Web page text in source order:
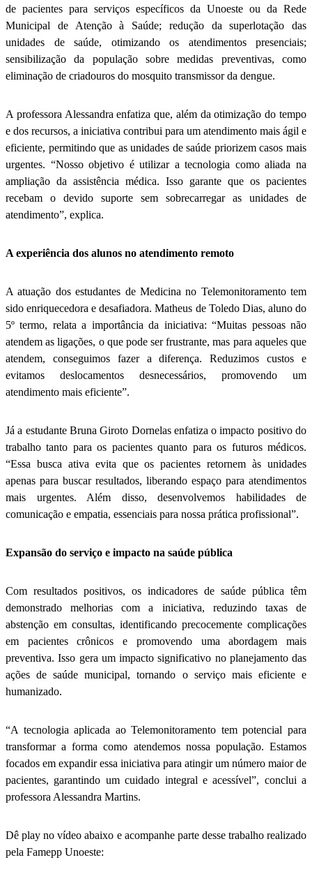
de pacientes para serviços específicos da Unoeste ou da Rede
Municipal de Atenção à Saúde; redução da superlotação das
unidades de saúde, otimizando os atendimentos presenciais;
sensibilização da população sobre medidas preventivas, como
eliminação de criadouros do mosquito transmissor da dengue.
A professora Alessandra enfatiza que, além da otimização do tempo
e dos recursos, a iniciativa contribui para um atendimento mais ágil e
eficiente, permitindo que as unidades de saúde priorizem casos mais
urgentes. “Nosso objetivo é utilizar a tecnologia como aliada na
ampliação da assistência médica. Isso garante que os pacientes
recebam o devido suporte sem sobrecarregar as unidades de
atendimento”, explica.
A experiência dos alunos no atendimento remoto
A atuação dos estudantes de Medicina no Telemonitoramento tem
sido enriquecedora e desafiadora. Matheus de Toledo Dias, aluno do
5º termo, relata a importância da iniciativa: “Muitas pessoas não
atendem as ligações, o que pode ser frustrante, mas para aqueles que
atendem, conseguimos fazer a diferença. Reduzimos custos e
evitamos deslocamentos desnecessários, promovendo um
atendimento mais eficiente”.
Já a estudante Bruna Giroto Dornelas enfatiza o impacto positivo do
trabalho tanto para os pacientes quanto para os futuros médicos.
“Essa busca ativa evita que os pacientes retornem às unidades
apenas para buscar resultados, liberando espaço para atendimentos
mais urgentes. Além disso, desenvolvemos habilidades de
comunicação e empatia, essenciais para nossa prática profissional”.
Expansão do serviço e impacto na saúde pública
Com resultados positivos, os indicadores de saúde pública têm
demonstrado melhorias com a iniciativa, reduzindo taxas de
abstenção em consultas, identificando precocemente complicações
em pacientes crônicos e promovendo uma abordagem mais
preventiva. Isso gera um impacto significativo no planejamento das
ações de saúde municipal, tornando o serviço mais eficiente e
humanizado.
“A tecnologia aplicada ao Telemonitoramento tem potencial para
transformar a forma como atendemos nossa população. Estamos
focados em expandir essa iniciativa para atingir um número maior de
pacientes, garantindo um cuidado integral e acessível”, conclui a
professora Alessandra Martins.
Dê play no vídeo abaixo e acompanhe parte desse trabalho realizado
pela Famepp Unoeste: